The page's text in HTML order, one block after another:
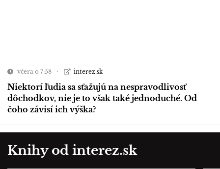
včera o 7:58 interez.sk
Niektorí ľudia sa sťažujú na nespravodlivosť
dôchodkov, nie je to však také jednoduché. Od
čoho závisí ich výška?
Knihy od interez.sk